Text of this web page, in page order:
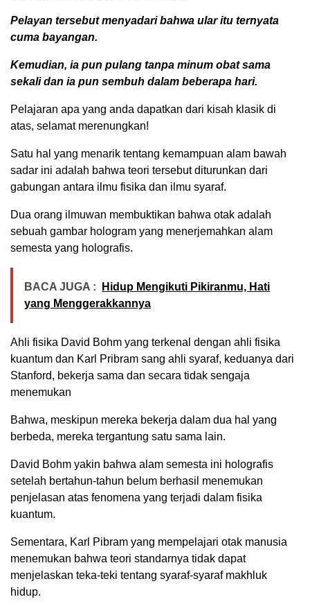
Pelayan tersebut menyadari bahwa ular itu ternyata
cuma bayangan.
Kemudian, ia pun pulang tanpa minum obat sama
sekali dan ia pun sembuh dalam beberapa hari.
Pelajaran apa yang anda dapatkan dari kisah klasik di
atas, selamat merenungkan!
Satu hal yang menarik tentang kemampuan alam bawah
sadar ini adalah bahwa teori tersebut diturunkan dari
gabungan antara ilmu fisika dan ilmu syaraf.
Dua orang ilmuwan membuktikan bahwa otak adalah
sebuah gambar hologram yang menerjemahkan alam
semesta yang holografis.
BACA JUGA :
Hidup Mengikuti Pikiranmu, Hati
yang Menggerakkannya
Ahli fisika David Bohm yang terkenal dengan ahli fisika
kuantum dan Karl Pribram sang ahli syaraf, keduanya dari
Stanford, bekerja sama dan secara tidak sengaja
menemukan
Bahwa, meskipun mereka bekerja dalam dua hal yang
berbeda, mereka tergantung satu sama lain.
David Bohm yakin bahwa alam semesta ini holografis
setelah bertahun-tahun belum berhasil menemukan
penjelasan atas fenomena yang terjadi dalam fisika
kuantum.
Sementara, Karl Pibram yang mempelajari otak manusia
menemukan bahwa teori standarnya tidak dapat
menjelaskan teka-teki tentang syaraf-syaraf makhluk
hidup.